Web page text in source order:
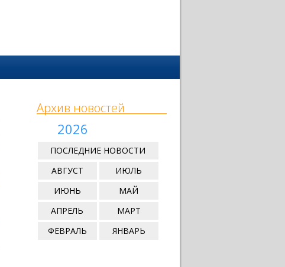
Архив новостей
2026
ПОСЛЕДНИЕ НОВОСТИ
АВГУСТ
ИЮЛЬ
ИЮНЬ
МАЙ
АПРЕЛЬ
МАРТ
ФЕВРАЛЬ
ЯНВАРЬ